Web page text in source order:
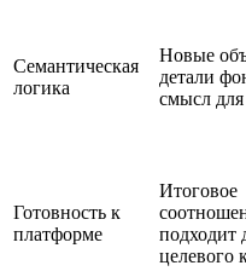
Семантическая
логика
Новые
детали
смысл
Готовность к
платформе
Итоговое
подходит
целевого